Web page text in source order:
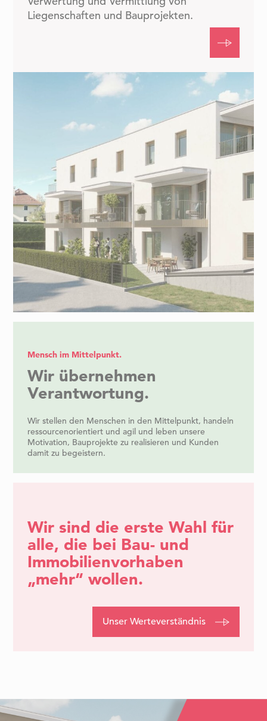
Liegenschaften und Bauprojekten.
Mensch im Mittelpunkt.
Wir übernehmen
Verantwortung.
Wir stellen den Menschen in den Mittelpunkt, handeln
ressourcenorientiert und agil und leben unsere
Motivation, Bauprojekte zu realisieren und Kunden
damit zu begeistern.
Wir sind die erste Wahl für
alle, die bei Bau- und
Immobilienvorhaben
„mehr“ wollen.
Unser Werteverständnis